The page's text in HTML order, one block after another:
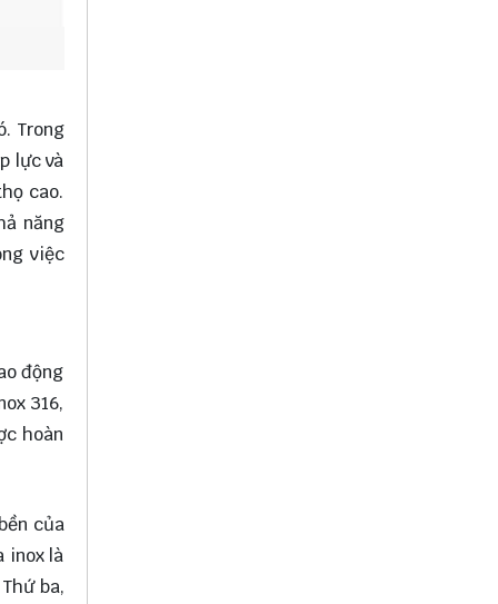
Trong
lực và
cao.
năng
việc
động
316,
hoàn
của
inox là
ba,